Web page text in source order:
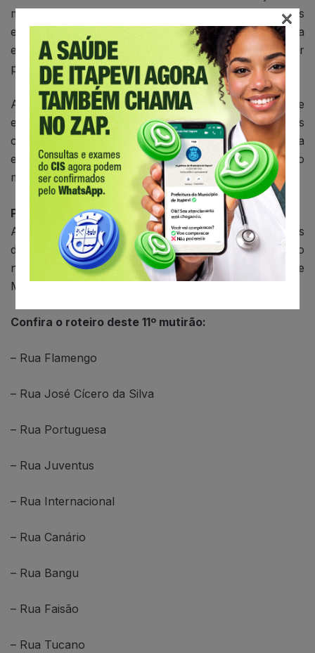
moradores para combater o mosquito com mais
eficiência. As pessoas devem autorizar os agentes a
entrarem nas casas para vistorias e assim eliminar
possíveis criadouros do vetor.
Além desse tipo de ação, esses profissionais da saúde
efetuam durante a semana o bloqueio de casos
constatados como positivos no município e a
erradicação dos focos do inseto mapeados no
município.
Próximos mutirões
Após a Vila Santa Rita, a Prefeitura fará os últimos
dois mutirões previstos em maio. Os agentes estarão
nos bairros Alabama e Cruzeiro (4) e no Parque
Miraflores (11).
Confira o roteiro deste 11º mutirão:
– Rua Flamengo
– Rua José Cícero da Silva
– Rua Portuguesa
– Rua Juventus
– Rua Internacional
– Rua Canário
– Rua Bangu
– Rua Faisão
– Rua Tucano
×